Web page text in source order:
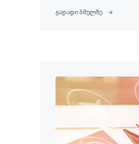
გადადი ბმულზე